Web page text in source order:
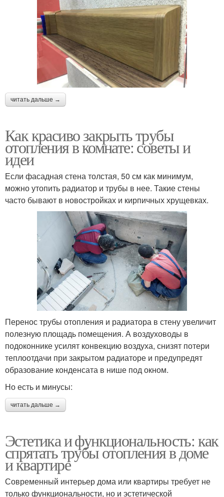
читать дальше →
Как красиво закрыть трубы
отопления в комнате: советы и
идеи
Если фасадная стена толстая, 50 см как минимум,
можно утопить радиатор и трубы в нее. Такие стены
часто бывают в новостройках и кирпичных хрущевках.
Перенос трубы отопления и радиатора в стену увеличит
полезную площадь помещения. А воздуховоды в
подоконнике усилят конвекцию воздуха, снизят потери
теплоотдачи при закрытом радиаторе и предупредят
образование конденсата в нише под окном.
Но есть и минусы:
читать дальше →
Эстетика и функциональность: как
спрятать трубы отопления в доме
и квартире
Современный интерьер дома или квартиры требует не
только функциональности, но и эстетической